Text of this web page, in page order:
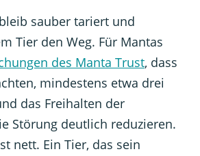
sauber tariert und
Tier den Weg. Für Mantas
des Manta Trust, dass
mindestens etwa drei
das Freihalten der
Störung deutlich reduzieren.
nett. Ein Tier, das sein